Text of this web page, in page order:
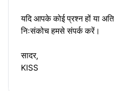
यदि आपके कोई प्रश्न हों या
निःसंकोच हमसे संपर्क करें।
सादर,
KISS